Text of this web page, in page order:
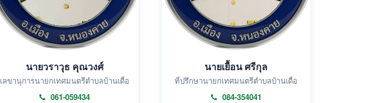
นายวราวุธ คุณวงศ์
เลขานุการนายกเทศมนตรีตำบลบ้านเดื่อ
061-059434
นายเยื้อน ศรีกุล
ที่ปรึกษานายกเทศมนตรีตำบลบ้านเดื่อ
084-354041